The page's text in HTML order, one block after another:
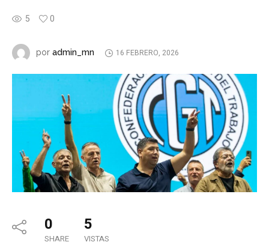
5 0
por admin_mn 16 FEBRERO, 2026
0
SHARE
5
VISTAS